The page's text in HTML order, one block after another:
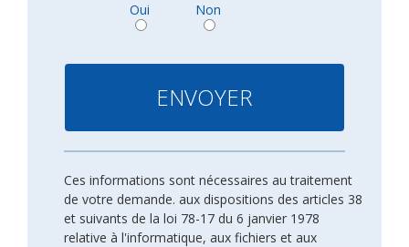
Oui
Non
Ces informations sont nécessaires au traitement
de votre demande. aux dispositions des articles 38
et suivants de la loi 78-17 du 6 janvier 1978
relative à l'informatique, aux fichiers et aux